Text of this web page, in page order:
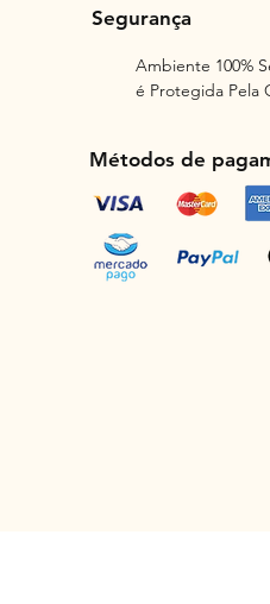
Segurança
Ambiente 100%
é Protegida Pela
Métodos de